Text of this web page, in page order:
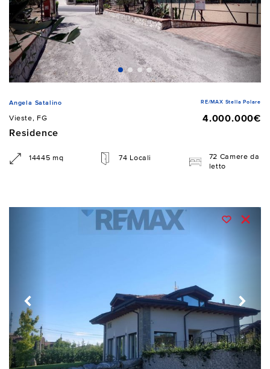
Angela Satalino RE/MAX Stella Polare
Vieste, FG
4.000.000€
Residence
14445 mq 74 Locali
72 Camere da
letto